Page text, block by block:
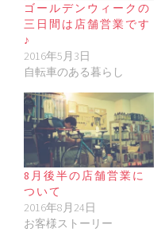
ゴールデンウィークの
三日間は店舗営業です
♪
2016年5月3日
自転車のある暮らし
8月後半の店舗営業に
ついて
2016年8月24日
お客様ストーリー